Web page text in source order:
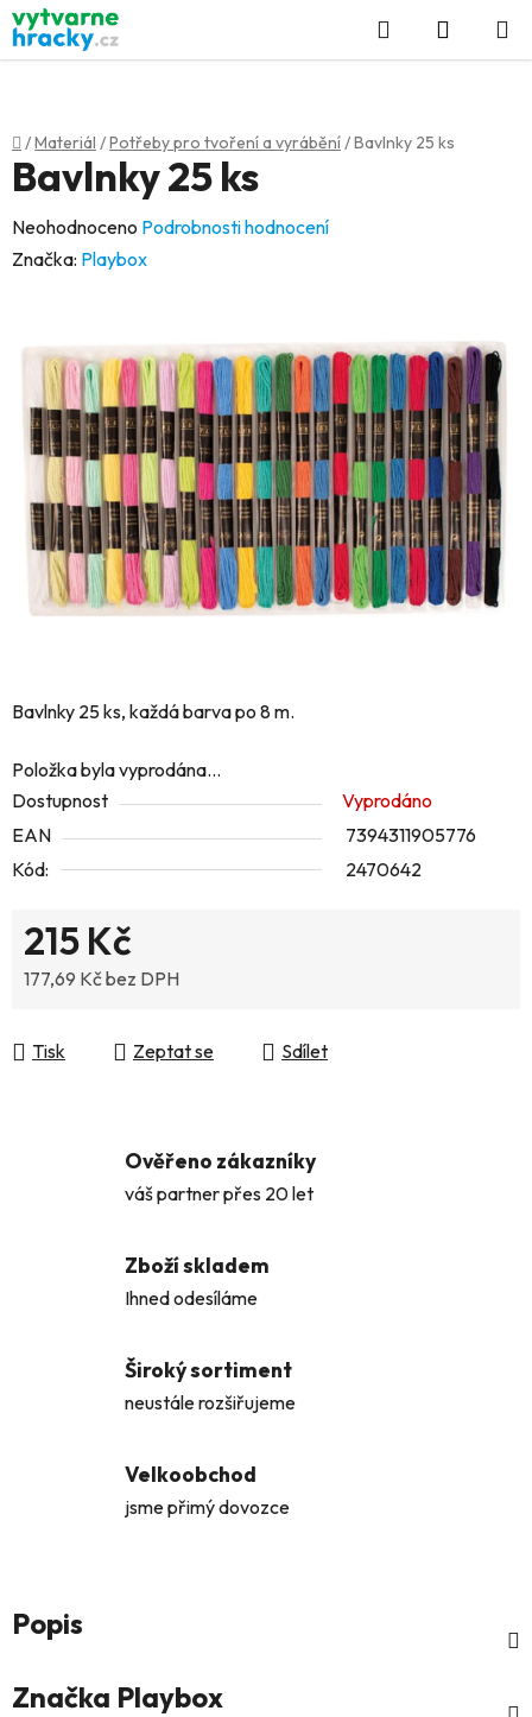
Přejít
na
obsah
Hledat
KOŠÍK
Domů
/Materiál /Potřeby pro tvoření a vyrábění/Bavlnky 25 ks
Bavlnky 25 ks, každá barva po 8 m.
Položka byla vyprodána…
Dostupnost
Vyprodáno
EAN
7394311905776
Kód:
2470642
215 Kč
177,69 Kč bez DPH
Tisk
Zeptat se Sdílet
Bavlnky 25 ks
Průměrné
hodnocení
0,0
hvězdiček.
Neohodnoceno Podrobnosti hodnocení
Značka: Playbox
Ověřeno zákazníky
váš partner přes 20 let
Zboží skladem
Ihned odesíláme
Široký sortiment
neustále rozšiřujeme
Velkoobchod
jsme přimý dovozce
Popis
Značka Playbox